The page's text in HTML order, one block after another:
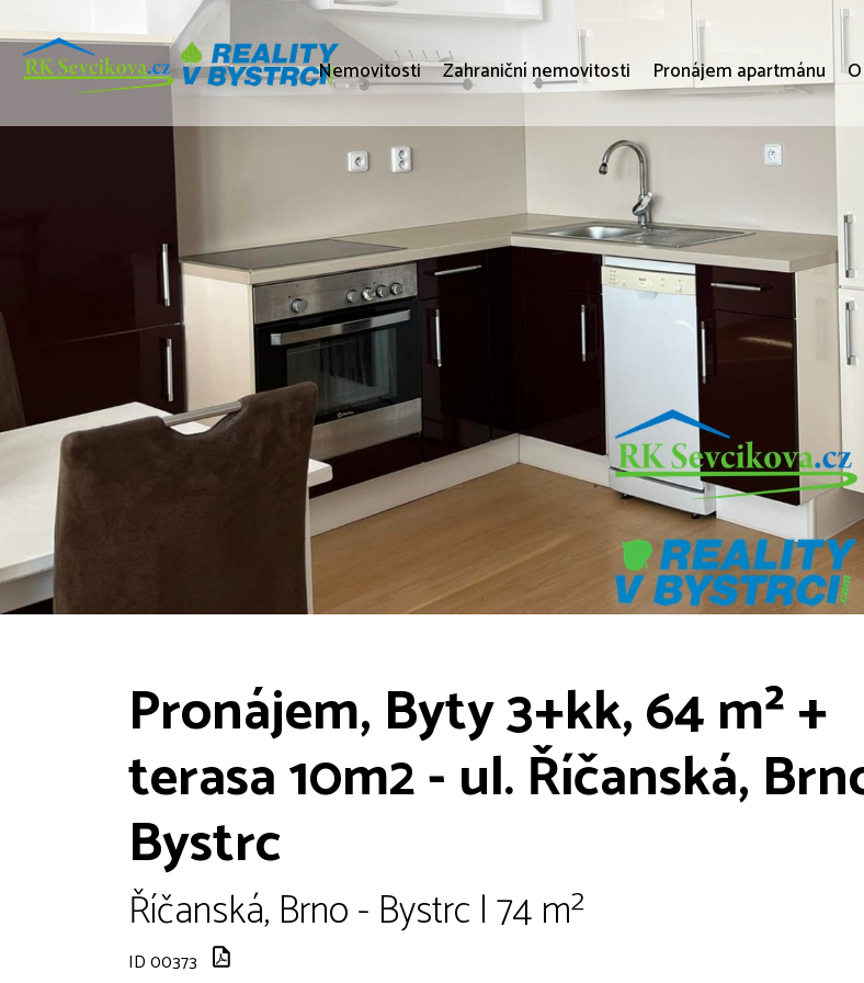
Nemovitosti Zahraniční nemovitosti Pronájem apartmánu
Pronájem, Byty 3+kk, 64 m² +
terasa 10m2 - ul. Říčanská,
Bystrc
Říčanská, Brno - Bystrc | 74 m²
ID 00373